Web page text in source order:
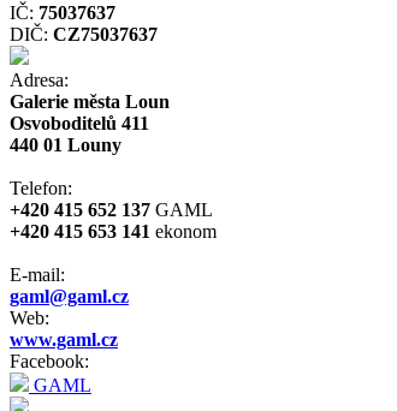
IČ: 75037637
DIČ: CZ75037637
Adresa:
Galerie města Loun
Osvoboditelů 411
440 01 Louny
Telefon:
+420 415 652 137 GAML
+420 415 653 141 ekonom
E-mail:
gaml@gaml.cz
Web:
www.gaml.cz
Facebook:
GAML